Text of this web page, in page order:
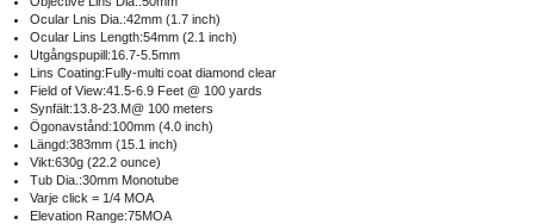
Ocular Lnis Dia.:42mm (1.7 inch)
Ocular Lins Length:54mm (2.1 inch)
Utgångspupill:16.7-5.5mm
Lins Coating:Fully-multi coat diamond clear
Field of View:41.5-6.9 Feet @ 100 yards
Synfält:13.8-23.M@ 100 meters
Ögonavstånd:100mm (4.0 inch)
Längd:383mm (15.1 inch)
Vikt:630g (22.2 ounce)
Tub Dia.:30mm Monotube
Varje click = 1/4 MOA
Elevation Range:75MOA